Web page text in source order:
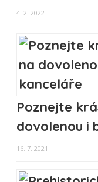
4. 2. 2022
Poznejte
dovolenou i
16. 7. 2021